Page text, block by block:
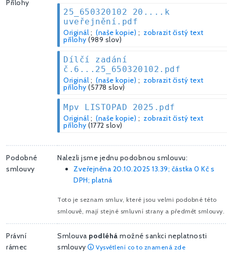
Přílohy
25_650320102 20....k
uveřejnění.pdf
Originál ; (naše kopie) ; zobrazit čistý text
přílohy (989 slov)
Dílčí zadání
č.6...25_650320102.pdf
Originál ; (naše kopie) ; zobrazit čistý text
přílohy (5778 slov)
Mpv LISTOPAD 2025.pdf
Originál ; (naše kopie) ; zobrazit čistý text
přílohy (1772 slov)
Podobné
smlouvy
Nalezli jsme jednu podobnou smlouvu:
Zveřejněna 20.10.2025 13.39; částka 0 Kč s
DPH; platná
Toto je seznam smluv, které jsou velmi podobné této
smlouvě, mají stejné smluvní strany a předmět smlouvy.
Právní
rámec
Smlouva podléhá možné sankci neplatnosti
smlouvy
Vysvětlení co to znamená zde